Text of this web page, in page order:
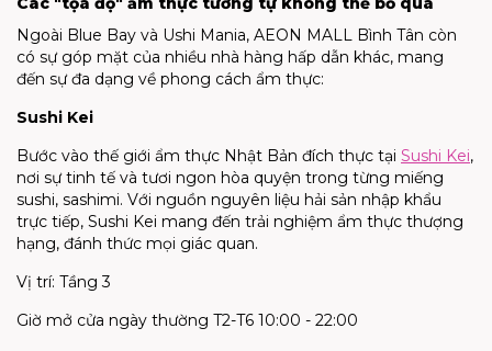
Ngoài Blue Bay và Ushi Mania, AEON MALL Bình Tân còn
có sự góp mặt của nhiều nhà hàng hấp dẫn khác, mang
đến sự đa dạng về phong cách ẩm thực:
Sushi Kei
Bước vào thế giới ẩm thực Nhật Bản đích thực tại Sushi Kei,
nơi sự tinh tế và tươi ngon hòa quyện trong từng miếng
sushi, sashimi. Với nguồn nguyên liệu hải sản nhập khẩu
trực tiếp, Sushi Kei mang đến trải nghiệm ẩm thực thượng
hạng, đánh thức mọi giác quan.
Vị trí: Tầng 3
Giờ mở cửa ngày thường T2-T6 10:00 - 22:00